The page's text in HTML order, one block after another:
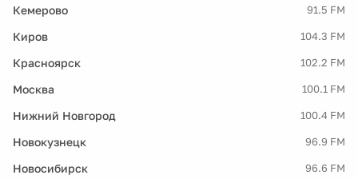
Кемерово 91.5 FM
Киров 104.3 FM
Красноярск 102.2 FM
Москва 100.1 FM
Нижний Новгород 100.4 FM
Новокузнецк 96.9 FM
Новосибирск 96.6 FM